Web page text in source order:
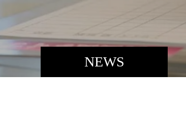
NEWS